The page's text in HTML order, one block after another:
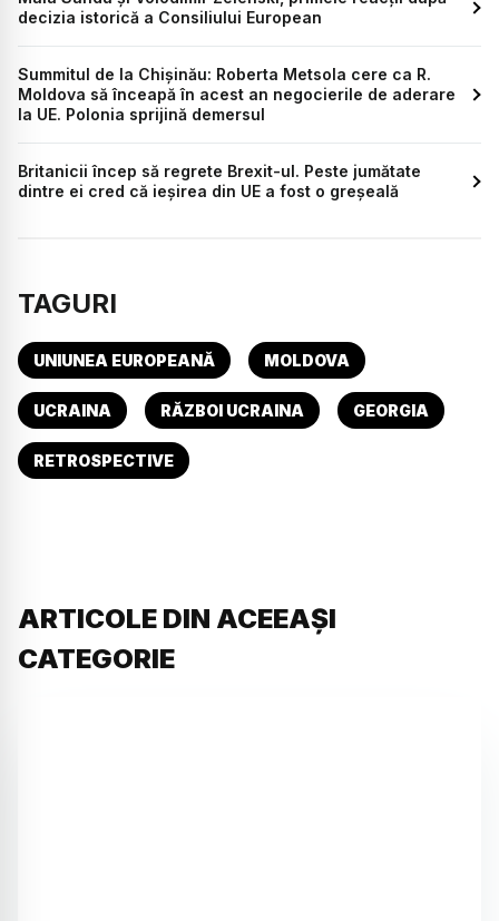
decizia istorică a Consiliului European
Summitul de la Chișinău: Roberta Metsola cere ca R.
Moldova să înceapă în acest an negocierile de aderare
la UE. Polonia sprijină demersul
Britanicii încep să regrete Brexit-ul. Peste jumătate
dintre ei cred că ieșirea din UE a fost o greșeală
TAGURI
UNIUNEA EUROPEANĂ MOLDOVA
UCRAINA RĂZBOI UCRAINA GEORGIA
RETROSPECTIVE
ARTICOLE DIN ACEEAȘI
CATEGORIE